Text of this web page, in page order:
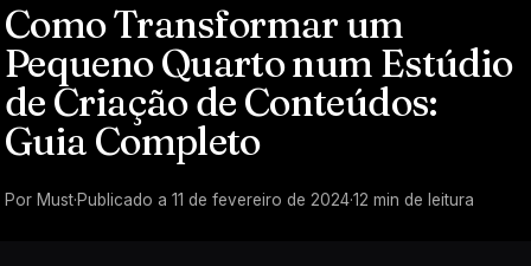
Como Transformar um
Pequeno Quarto num Estúdio
de Criação de Conteúdos:
Guia Completo
Por Must·Publicado a 11 de fevereiro de 2024·12 min de leitura